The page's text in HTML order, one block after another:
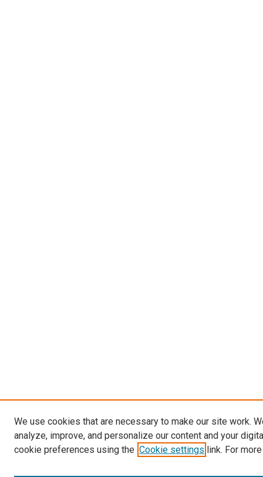
We use cookies that are necessary to make our site work.
analyze, improve, and personalize our content and your
cookie preferences using the Cookie settings link. For